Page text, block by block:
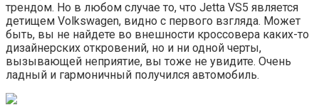
трендом. Но в любом случае то, что Jetta VS5 является
детищем Volkswagen, видно с первого взгляда. Может
быть, вы не найдете во внешности кроссовера каких-то
дизайнерских откровений, но и ни одной черты,
вызывающей неприятие, вы тоже не увидите. Очень
ладный и гармоничный получился автомобиль.